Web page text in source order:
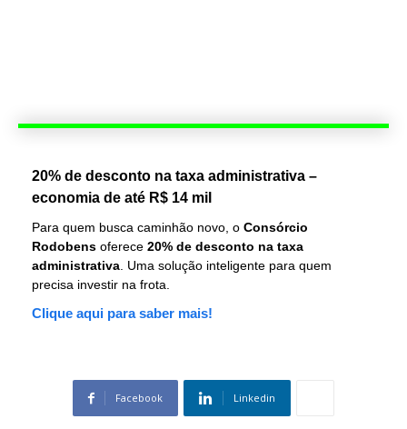
20% de desconto na taxa administrativa –
economia de até R$ 14 mil
Para quem busca caminhão novo, o Consórcio
Rodobens oferece 20% de desconto na taxa
administrativa . Uma solução inteligente para quem
precisa investir na frota.
Clique aqui para saber mais!
Facebook Linkedin